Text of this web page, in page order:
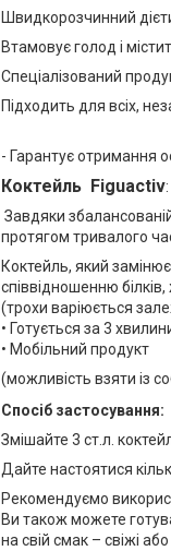
Швидкорозчинний
Втамовує голод і
Спеціалізований
Підходить для всіх,
- Гарантує отримання
Коктейль Figuactiv:
Завдяки
протягом тривалого
Коктейль, який
співвідношенню
(трохи варіюється
• Готується за 3
• Мобільний продукт
(можливість взяти із
Спосіб застосування:
Змішайте 3 ст.л.
Дайте настоятися
Рекомендуємо
Ви також можете
на свій смак – свіжі